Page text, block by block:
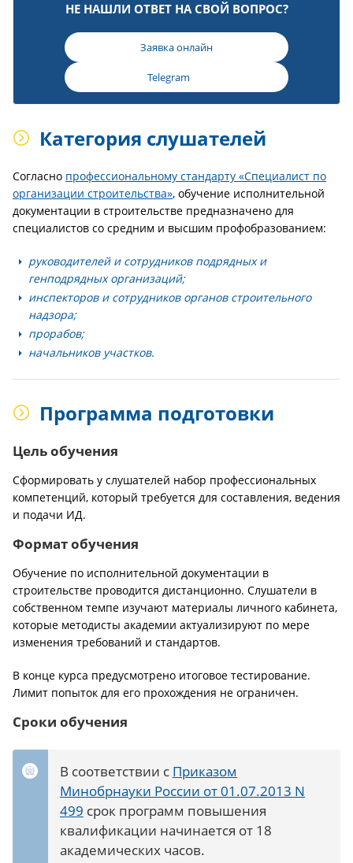
НЕ НАШЛИ ОТВЕТ НА СВОЙ ВОПРОС?
Заявка онлайн
Telegram
Категория слушателей
Согласно профессиональному стандарту «Специалист по
организации строительства», обучение исполнительной
документации в строительстве предназначено для
специалистов со средним и высшим профобразованием:
руководителей и сотрудников подрядных и
генподрядных организаций;
инспекторов и сотрудников органов строительного
надзора;
прорабов;
начальников участков.
Программа подготовки
Цель обучения
Сформировать у слушателей набор профессиональных
компетенций, который требуется для составления, ведения
и подачи ИД.
Формат обучения
Обучение по исполнительной документации в
строительстве проводится дистанционно. Слушатели в
собственном темпе изучают материалы личного кабинета,
которые методисты академии актуализируют по мере
изменения требований и стандартов.
В конце курса предусмотрено итоговое тестирование.
Лимит попыток для его прохождения не ограничен.
Сроки обучения
В соответствии с Приказом
Минобрнауки России от 01.07.2013 N
499 срок программ повышения
квалификации начинается от 18
академических часов.